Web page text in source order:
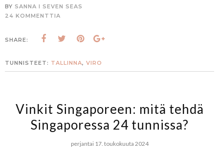
BY SANNA I SEVEN SEAS
24 KOMMENTTIA
SHARE:
TUNNISTEET: TALLINNA, VIRO
Vinkit Singaporeen: mitä tehdä
Singaporessa 24 tunnissa?
perjantai 17. toukokuuta 2024